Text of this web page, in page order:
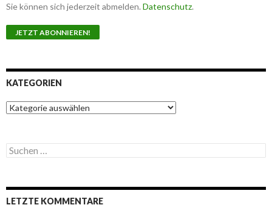
Sie können sich jederzeit abmelden. Datenschutz.
KATEGORIEN
K
a
g
o
n
S
u
e
n
LETZTE KOMMENTARE